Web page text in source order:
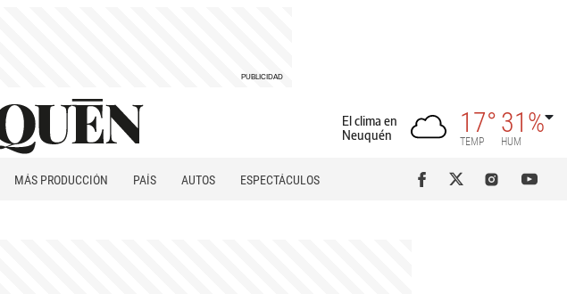
El clima en
Neuquén
17°
TEMP
31%
HUM
MÁS PRODUCCIÓN PAÍS AUTOS
ESPECTÁCULOS